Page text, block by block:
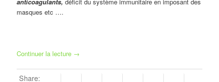
anticoagulants, déficit du système immunitaire en imposant des
masques etc ….
Continuer la lecture →
Share: